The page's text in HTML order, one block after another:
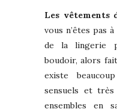
Les vêtements
vous n’êtes pas
de la lingerie
boudoir, alors
existe
sensuels et très
ensembles en